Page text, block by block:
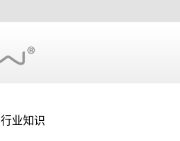
行业知识